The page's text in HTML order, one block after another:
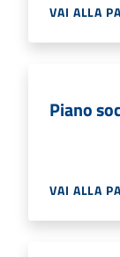
VAI ALLA
Piano
VAI ALLA